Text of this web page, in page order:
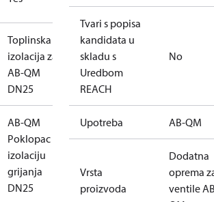
Toplinska
izolacija za
AB-QM
DN25
AB-QM
Poklopac za
izolaciju
grijanja
DN25
Tvari s popisa
kandidata u
skladu s
Uredbom
REACH
No
Upotreba AB-QM
Vrsta
proizvoda
Dodatna
oprema
ventile